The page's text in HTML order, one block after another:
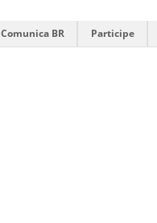
Comunica BR Participe